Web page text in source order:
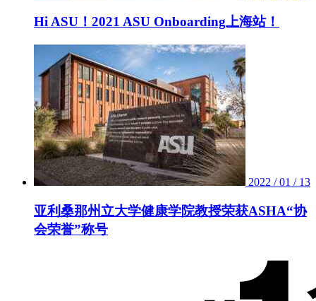
Hi ASU！2021 ASU Onboarding上海站！
2022 / 01 / 13
亚利桑那州立大学健康学院教授荣获ASHA“协
会荣誉”称号